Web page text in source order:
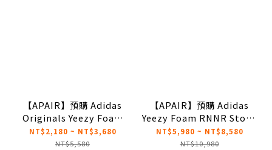
【APAIR】預購 Adidas
Originals Yeezy Foam
Runner "mx granite" 水
泥灰 IE4931
NT$2,180 ~ NT$3,680
NT$5,580
【APAIR】預購 Adidas
Yeezy Foam RNNR Stone
Sage 石灰 鼠尾草灰 洞洞鞋
GX4472
NT$5,980 ~ NT$8,580
NT$10,980